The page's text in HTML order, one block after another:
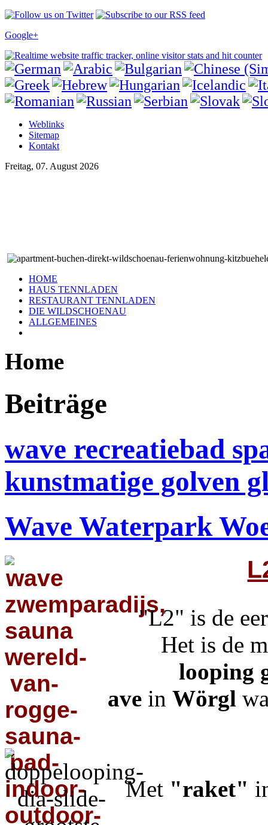
Google+
Weblinks
Sitemap
Kontakt
Freitag, 07. August 2026
HOME
HAUS TENNLADEN
RESTAURANT TENNLADEN
DIE WILDSCHOENAU
ALLGEMEINES
Home
Beiträge
wave recreatiebad
kunstmatige golven
Wave Waterpark
"L2" is de
Het is de
looping
ave inWörgl
Met "raket"